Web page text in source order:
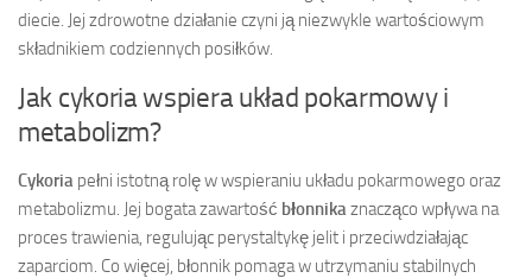
diecie. Jej zdrowotne działanie czyni ją niezwykle wartościowym
składnikiem codziennych posiłków.
Jak cykoria wspiera układ pokarmowy i
metabolizm?
Cykoria pełni istotną rolę w wspieraniu układu pokarmowego oraz
metabolizmu. Jej bogata zawartość błonnikaznacząco wpływa na
proces trawienia, regulując perystaltykę jelit i przeciwdziałając
zaparciom. Co więcej, błonnik pomaga w utrzymaniu stabilnych